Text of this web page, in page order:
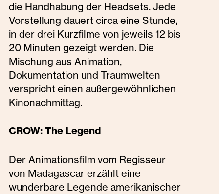
die Handhabung der Headsets. Jede
Vorstellung dauert circa eine Stunde,
in der drei Kurzfilme von jeweils 12 bis
20 Minuten gezeigt werden. Die
Mischung aus Animation,
Dokumentation und Traumwelten
verspricht einen außergewöhnlichen
Kinonachmittag.
CROW: The Legend
Der Animationsfilm vom Regisseur
von Madagascar erzählt eine
wunderbare Legende amerikanischer